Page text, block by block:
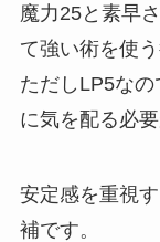
魔力25と素早
て強い術を使
ただしLP5な
に気を配る必要
安定感を重視
補です。